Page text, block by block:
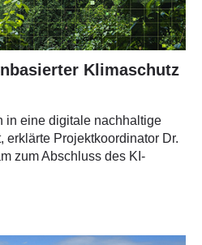
Klimaschutz
in eine digitale nachhaltige
erklärte Projektkoordinator Dr.
zum Abschluss des KI-